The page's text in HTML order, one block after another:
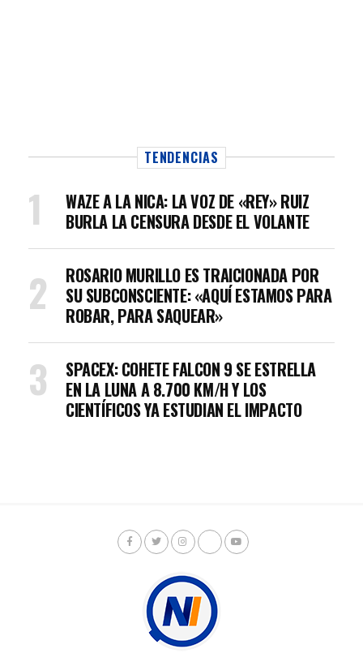
TENDENCIAS
WAZE A LA NICA: LA VOZ DE «REY» RUIZ
BURLA LA CENSURA DESDE EL VOLANTE
ROSARIO MURILLO ES TRAICIONADA POR
SU SUBCONSCIENTE: «AQUÍ ESTAMOS PARA
ROBAR, PARA SAQUEAR»
SPACEX: COHETE FALCON 9 SE ESTRELLA
EN LA LUNA A 8.700 KM/H Y LOS
CIENTÍFICOS YA ESTUDIAN EL IMPACTO